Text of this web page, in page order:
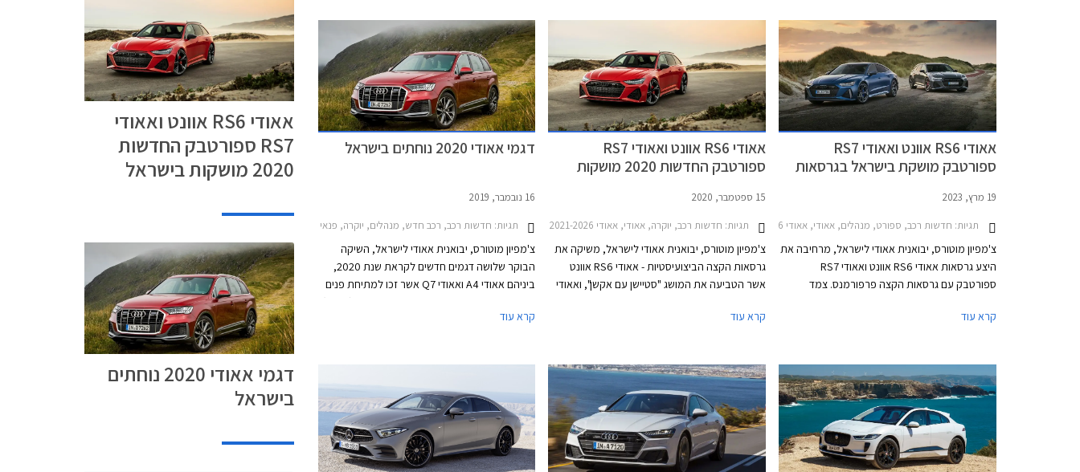
אאודי RS6 אוונט ואאודי RS7
ספורטבק מושקת בישראל בגרסאות
19 מרץ, 2023
תגיות: חדשות רכב, ספורט, מנהלים, אאודי, אאודי RS7 2021-2026אאודי RS6 אוונט 2021-2025
צ'מפיון מוטורס, יבואנית אאודי לישראל, מרחיבה את
היצע גרסאות אאודי RS6 אוונט ואאודי RS7
ספורטבק עם גרסאות הקצה פרפורמנס. צמד
קופה 4 דלתות, מרכב אשר זוכה באאודי לשם
ספורטבק.
קרא עוד
אאודי RS6 אוונט ואאודי RS7
ספורטבק החדשות 2020 מושקות
15 ספטמבר, 2020
תגיות: חדשות רכב, יוקרה, אאודי, אאודי RS7 2021-2026, אאודי RS6 אוונט 2021-2025מחירון רכב
צ'מפיון מוטורס, יבואנית אאודי לישראל, משיקה את
גרסאות הקצה הביצועיסטיות - אאודי RS6 אוונט
אשר הטביעה את המושג "סטיישן עם אקשן", ואאודי
קרא עוד
דגמי אאודי 2020 נוחתים בישראל
16 נובמבר, 2019
תגיות: חדשות רכב, רכב חדש, מנהלים, יוקרה, פנאי שטח, אאודי, אאודי A7 2018-2026, אאודי A4 2016-2019, אאודי Q7 2015-2019מחירון רכב
צ'מפיון מוטורס, יבואנית אאודי לישראל, השיקה
הבוקר שלושה דגמים חדשים לקראת שנת 2020,
ביניהם אאודי A4 ואאודי Q7 אשר זכו למתיחת פנים
עוד חשפה החברה את תוכניותיה לייבא דגמים
קרא עוד
אאודי RS6 אוונט ואאודי
RS7 ספורטבק החדשות
2020 מושקות בישראל
דגמי אאודי 2020 נוחתים
בישראל